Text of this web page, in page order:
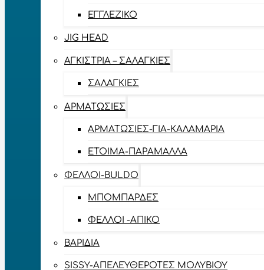
ΕΓΓΛΈΖΙΚΟ
JIG HEAD
ΑΓΚΊΣΤΡΙΑ – ΣΑΛΑΓΚΙΈΣ
ΣΑΛΑΓΚΙΈΣ
ΑΡΜΑΤΩΣΙΈΣ
ΑΡΜΑΤΩΣΙΈΣ-ΓΙΑ-ΚΑΛΑΜΆΡΙΑ
ΈΤΟΙΜΑ-ΠΑΡΆΜΑΛΛΑ
ΦΕΛΛΟΊ-BULDO
ΜΠΟΜΠΆΡΔΕΣ
ΦΕΛΛΟΊ -ΑΠΊΚΟ
ΒΑΡΊΔΙΑ
SISSY-ΑΠΕΛΕΥΘΕΡΟΤΈΣ ΜΟΛΥΒΙΟΎ